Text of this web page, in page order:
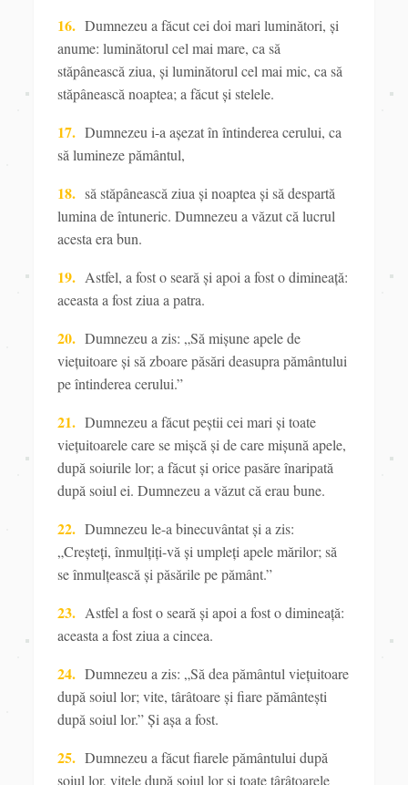
16. Dumnezeua făcut cei doi mari luminători, și
anume: luminătorul cel mai mare, ca să
stăpânească ziua, șiluminătorul cel mai mic, ca să
stăpânească noaptea; a făcut și stelele.
17. Dumnezeu i-a așezat în întinderea cerului, ca
să lumineze pământul,
18. să stăpâneascăziua și noaptea și să despartă
lumina de întuneric. Dumnezeu a văzut că lucrul
acesta era bun.
19. Astfel, a fost o seară și apoi a fost o dimineaţă:
aceasta a fost ziua a patra.
20. Dumnezeu a zis: „Să mișune apele de
vieţuitoare și să zboare păsări deasupra pământului
pe întinderea cerului.”
21. Dumnezeua făcut peștii cei mari și toate
vieţuitoarele care se mișcă și de care mișună apele,
după soiurile lor; a făcut și orice pasăre înaripată
după soiul ei. Dumnezeu a văzut că erau bune.
22. Dumnezeu le-a binecuvântat și a zis:
„Creșteţi, înmulţiţi-vă și umpleţi apele mărilor; să
se înmulţească și păsările pe pământ.”
23. Astfel a fost o seară și apoi a fost o dimineaţă:
aceasta a fost ziua a cincea.
24. Dumnezeu a zis: „Să dea pământul vieţuitoare
după soiul lor; vite, târâtoare și fiare pământești
după soiul lor.” Și așa a fost.
25. Dumnezeu a făcut fiarele pământului după
soiul lor, vitele după soiul lor și toate târâtoarele